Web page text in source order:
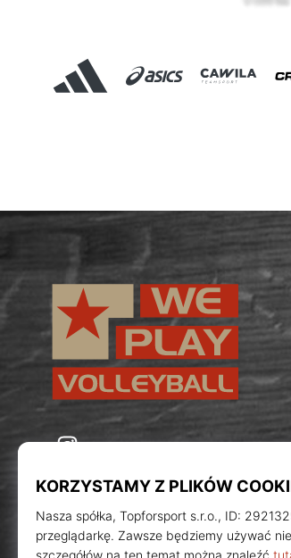
WePlayVolleyball.pl
Instagram